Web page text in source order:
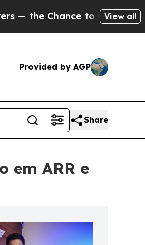
to Cash in on Publicly
View all
Provided by AGP
Share
em ARR e